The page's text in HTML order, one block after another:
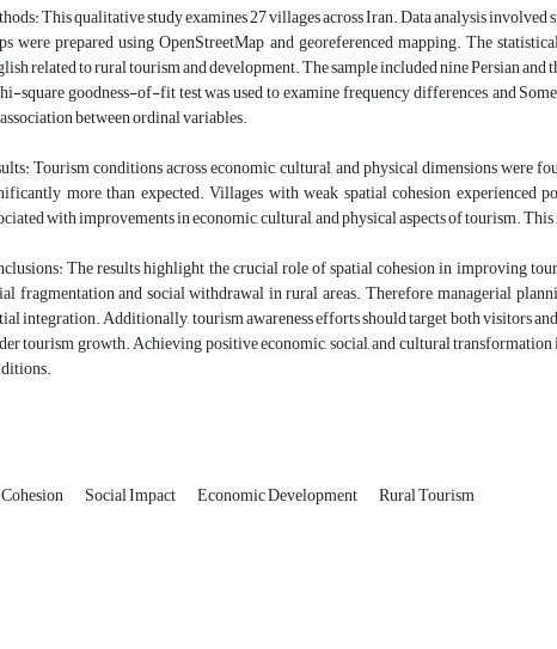
This qualitative study examines 27 villages across Iran. Data analysis
were prepared using OpenStreetMap and georeferenced mapping. The
related to rural tourism and development. The sample included nine Persian
square goodness-of-fit test was used to examine frequency differences, and
between ordinal variables.
Tourism conditions across economic, cultural, and physical dimensions were
more than expected. Villages with weak spatial cohesion experienced
with improvements in economic, cultural, and physical aspects of tourism.
The results highlight the crucial role of spatial cohesion in improving
fragmentation and social withdrawal in rural areas. Therefore, managerial
integration. Additionally, tourism awareness efforts should target both visitors
tourism growth. Achieving positive economic, social, and cultural
Social Impact Economic Development Rural Tourism